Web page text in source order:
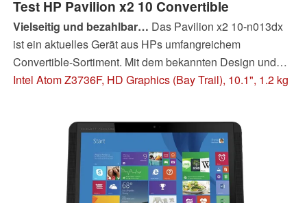
Test HP Pavilion x2 10 Convertible
Vielseitig und bezahlbar… Das Pavilion x2 10-n013dx
ist ein aktuelles Gerät aus HPs umfangreichem
Convertible-Sortiment. Mit dem bekannten Design und
dem energiesparenden Chipsatz von Intel werden die
Euro ist man dabei. Wo ist der Haken?
Intel Atom Z3736F, HD Graphics (Bay Trail), 10.1", 1.2 kg